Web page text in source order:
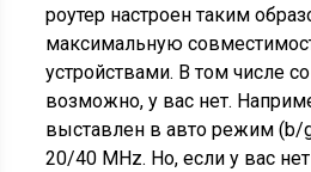
роутер настроен таким
максимальную
устройствами. В том числе
возможно, у вас нет.
выставлен в авто режим(b/
20/40 MHz. Но, если у вас